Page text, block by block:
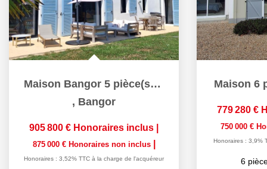
Maison Bangor 5 pièce(s) 156.76 m2
, Bangor
905 800 € Honoraires inclus
875 000 € Honoraires non inclus
Honoraires : 3,52% TTC à la charge de l'acquéreur
Maison 6
779 280 €
750 000 €
Honoraires : 3,9%
6